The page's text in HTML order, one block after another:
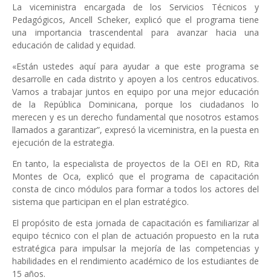
La viceministra encargada de los Servicios Técnicos y
Pedagógicos, Ancell Scheker, explicó que el programa tiene
una importancia trascendental para avanzar hacia una
educación de calidad y equidad.
«Están ustedes aquí para ayudar a que este programa se
desarrolle en cada distrito y apoyen a los centros educativos.
Vamos a trabajar juntos en equipo por una mejor educación
de la República Dominicana, porque los ciudadanos lo
merecen y es un derecho fundamental que nosotros estamos
llamados a garantizar”, expresó la viceministra, en la puesta en
ejecución de la estrategia.
En tanto, la especialista de proyectos de la OEI en RD, Rita
Montes de Oca, explicó que el programa de capacitación
consta de cinco módulos para formar a todos los actores del
sistema que participan en el plan estratégico.
El propósito de esta jornada de capacitación es familiarizar al
equipo técnico con el plan de actuación propuesto en la ruta
estratégica para impulsar la mejoría de las competencias y
habilidades en el rendimiento académico de los estudiantes de
15 años.